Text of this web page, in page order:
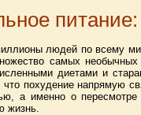
людей по всему
самых
диетами и
похудение напрямую
а именно о
жизнь.